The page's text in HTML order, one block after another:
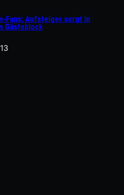
Fans: Aufsteiger sorgt in
Gästeblock